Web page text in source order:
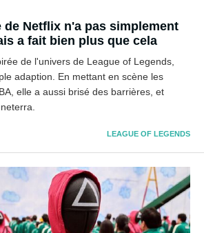
de Netflix n'a pas simplement
a fait bien plus que cela
de l'univers de League of Legends,
adaption. En mettant en scène les
elle a aussi brisé des barrières, et
LEAGUE OF LEGENDS